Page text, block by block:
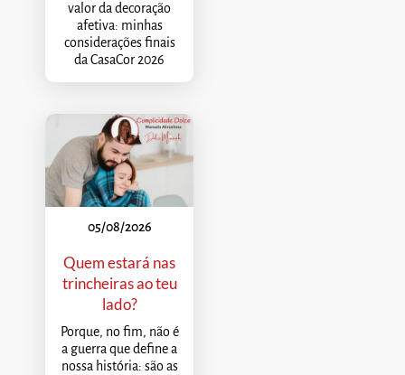
valor da decoração
afetiva: minhas
considerações finais
da CasaCor 2026
05/08/2026
Quem estará nas
trincheiras ao teu
lado?
Porque, no fim, não é
a guerra que define a
nossa história: são as